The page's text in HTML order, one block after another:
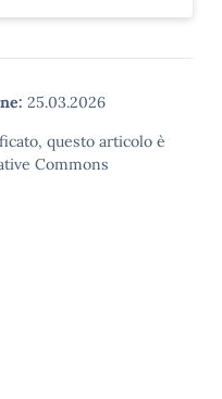
25.03.2026
questo articolo è
Commons